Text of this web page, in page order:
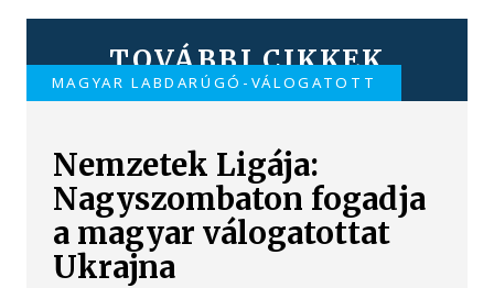
TOVÁBBI CIKKEK
MAGYAR LABDARÚGÓ-VÁLOGATOTT
Nemzetek Ligája:
Nagyszombaton fogadja
a magyar válogatottat
Ukrajna